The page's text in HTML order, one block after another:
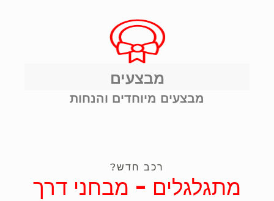
מבצעים
מבצעים מיוחדים והנחות
רכב חדש?
מתגלגלים - מבחני דרך